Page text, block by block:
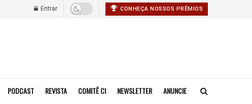
Entrar CONHEÇA NOSSOS PRÊMIOS
PODCAST REVISTA COMITÊ CI NEWSLETTER ANUNCIE